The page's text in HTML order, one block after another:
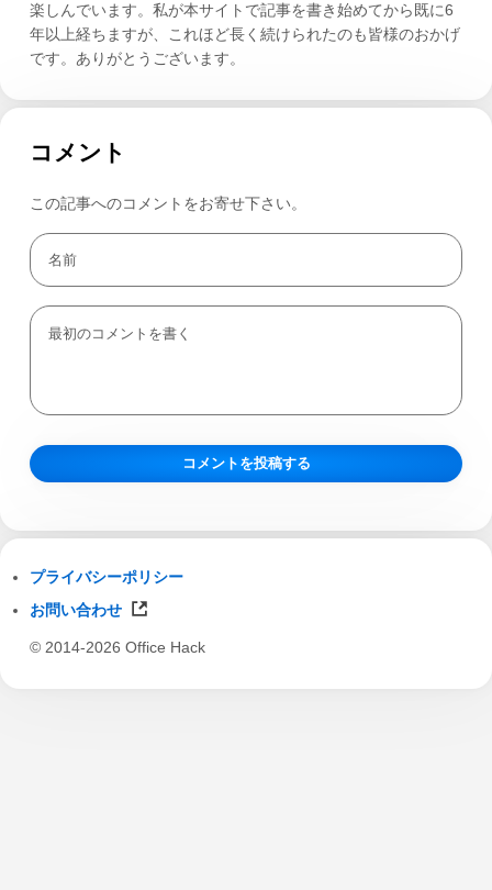
楽しんでいます。私が本サイトで記事を書き始めてから既に6
年以上経ちますが、これほど長く続けられたのも皆様のおかげ
です。ありがとうございます。
コメント
この記事へのコメントをお寄せ下さい。
プライバシーポリシー
お問い合わせ
© 2014-2026 Office Hack